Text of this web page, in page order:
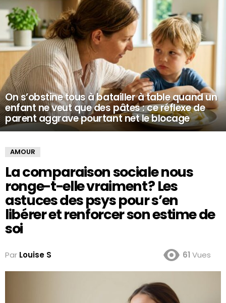
On s’obstine tous à batailler à table quand un
enfant ne veut que des pâtes : ce réflexe de
parent aggrave pourtant net le blocage
AMOUR
La comparaison sociale nous
ronge-t-elle vraiment ? Les
astuces des psys pour s’en
libérer et renforcer son estime de
soi
Par Louise S 61 Vues